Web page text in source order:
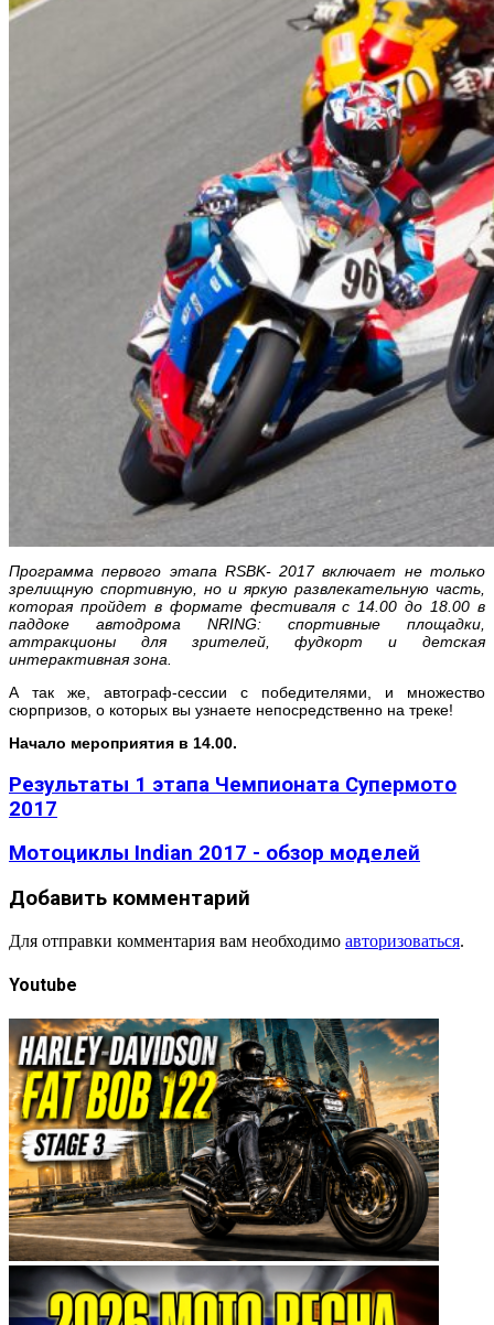
Программа первого этапа RSBK- 2017 включает не только
зрелищную спортивную, но и яркую развлекательную часть,
которая пройдет в формате фестиваля с 14.00 до 18.00 в
паддоке автодрома NRING: спортивные площадки,
аттракционы для зрителей, фудкорт и детская
интерактивная зона.
А так же, автограф-сессии с победителями, и множество
сюрпризов, о которых вы узнаете непосредственно на треке!
Начало мероприятия в 14.00.
Результаты 1 этапа Чемпионата Супермото
2017
Мотоциклы Indian 2017 - обзор моделей
Добавить комментарий
Для отправки комментария вам необходимо авторизоваться.
Youtube